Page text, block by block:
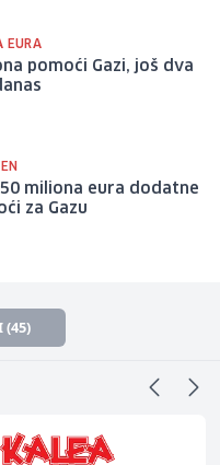
EURA
pomoći Gazi, još dva
miliona eura dodatne
za Gazu
(45)